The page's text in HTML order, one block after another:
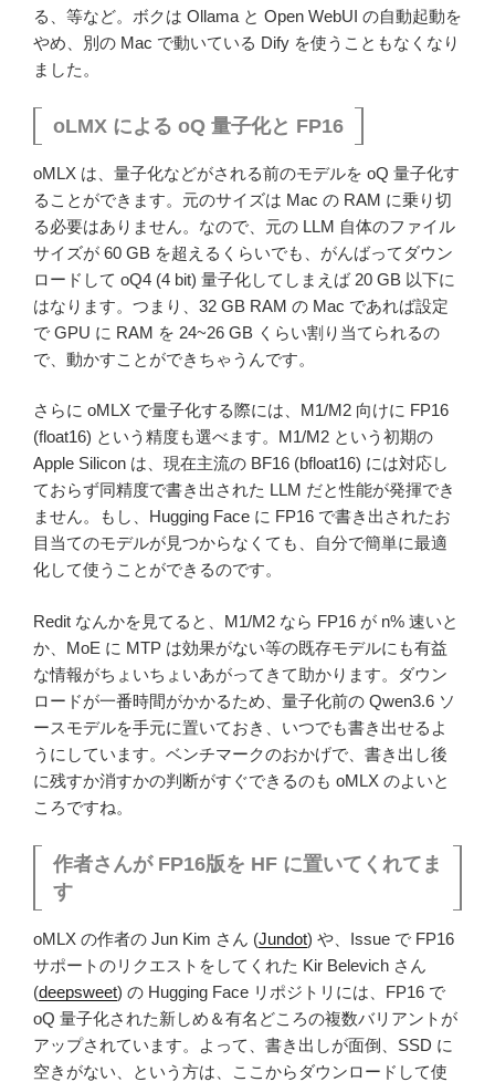
る、等など。ボクは Ollama と Open WebUI の自動起動を
やめ、別の Mac で動いている Dify を使うこともなくなり
ました。
oLMX による oQ 量子化と FP16
oMLX は、量子化などがされる前のモデルを oQ 量子化す
ることができます。元のサイズは Mac の RAM に乗り切
る必要はありません。なので、元の LLM 自体のファイル
サイズが 60 GB を超えるくらいでも、がんばってダウン
ロードして oQ4 (4 bit) 量子化してしまえば 20 GB 以下に
はなります。つまり、32 GB RAM の Mac であれば設定
で GPU に RAM を 24~26 GB くらい割り当てられるの
で、動かすことができちゃうんです。
さらに oMLX で量子化する際には、M1/M2 向けに FP16
(float16) という精度も選べます。M1/M2 という初期の
Apple Silicon は、現在主流の BF16 (bfloat16) には対応し
ておらず同精度で書き出された LLM だと性能が発揮でき
ません。もし、Hugging Face に FP16 で書き出されたお
目当てのモデルが見つからなくても、自分で簡単に最適
化して使うことができるのです。
Redit なんかを見てると、M1/M2 なら FP16 が n% 速いと
か、MoE に MTP は効果がない等の既存モデルにも有益
な情報がちょいちょいあがってきて助かります。ダウン
ロードが一番時間がかかるため、量子化前の Qwen3.6 ソ
ースモデルを手元に置いておき、いつでも書き出せるよ
うにしています。ベンチマークのおかげで、書き出し後
に残すか消すかの判断がすぐできるのも oMLX のよいと
ころですね。
作者さんが FP16版を HF に置いてくれてま
す
oMLX の作者の Jun Kim さん (Jundot) や、Issue で FP16
サポートのリクエストをしてくれた Kir Belevich さん
(deepsweet) の Hugging Face リポジトリには、FP16 で
oQ 量子化された新しめ＆有名どころの複数バリアントが
アップされています。よって、書き出しが面倒、SSD に
空きがない、という方は、ここからダウンロードして使